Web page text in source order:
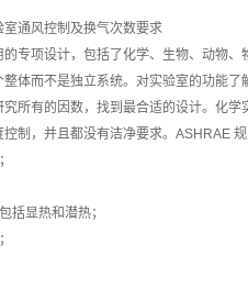
室通风控制及换气次数要求
的专项设计，包括了化学、生物、动物
体而不是独立系统。对实验室的功能
所有的因数，找到最合适的设计。化
制，并且都没有洁净要求。ASHRAE
括显热和潜热；